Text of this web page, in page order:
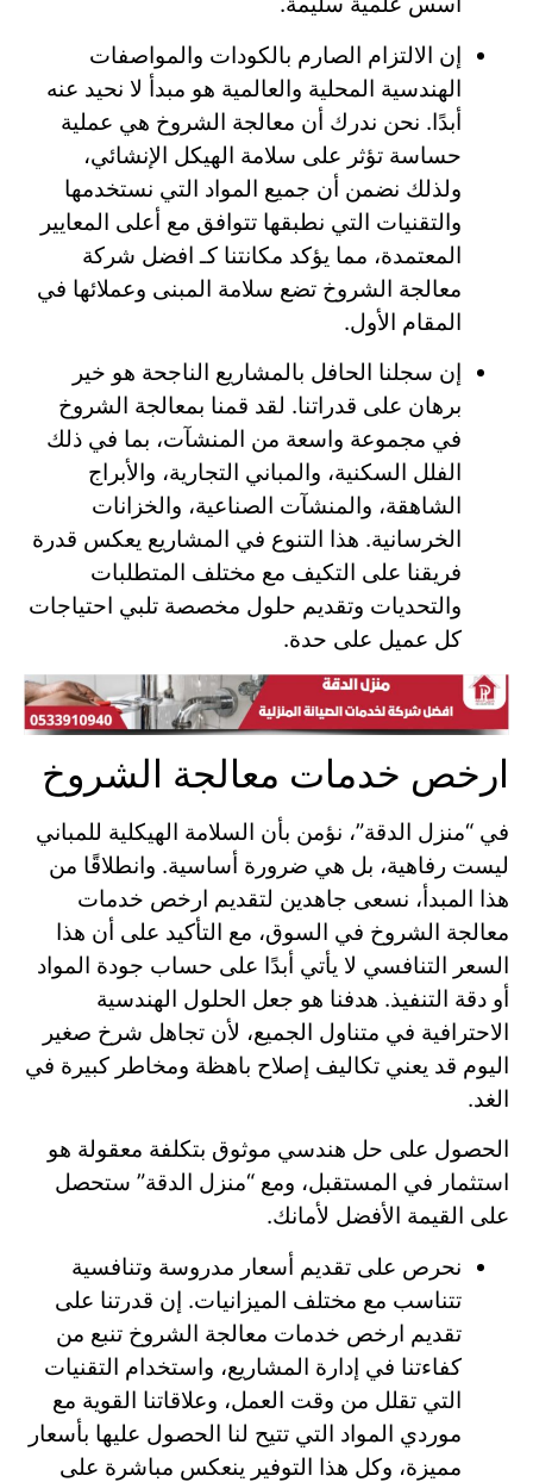
إن الالتزام الصارم بالكودات والمواصفات
الهندسية المحلية والعالمية هو مبدأ لا نحيد عنه
أبدًا. نحن ندرك أن معالجة الشروخ هي عملية
حساسة تؤثر على سلامة الهيكل الإنشائي،
ولذلك نضمن أن جميع المواد التي نستخدمها
والتقنيات التي نطبقها تتوافق مع أعلى المعايير
المعتمدة، مما يؤكد مكانتنا كـ افضل شركة
معالجة الشروخ تضع سلامة المبنى وعملائها في
المقام الأول.
إن سجلنا الحافل بالمشاريع الناجحة هو خير
برهان على قدراتنا. لقد قمنا بمعالجة الشروخ
في مجموعة واسعة من المنشآت، بما في ذلك
الفلل السكنية، والمباني التجارية، والأبراج
الشاهقة، والمنشآت الصناعية، والخزانات
الخرسانية. هذا التنوع في المشاريع يعكس قدرة
فريقنا على التكيف مع مختلف المتطلبات
والتحديات وتقديم حلول مخصصة تلبي احتياجات
كل عميل على حدة.
ارخص خدمات معالجة الشروخ
في “منزل الدقة”، نؤمن بأن السلامة الهيكلية للمباني
ليست رفاهية، بل هي ضرورة أساسية. وانطلاقًا من
هذا المبدأ، نسعى جاهدين لتقديم ارخص خدمات
معالجة الشروخ في السوق، مع التأكيد على أن هذا
السعر التنافسي لا يأتي أبدًا على حساب جودة المواد
أو دقة التنفيذ. هدفنا هو جعل الحلول الهندسية
الاحترافية في متناول الجميع، لأن تجاهل شرخ صغير
اليوم قد يعني تكاليف إصلاح باهظة ومخاطر كبيرة في
الغد.
الحصول على حل هندسي موثوق بتكلفة معقولة هو
استثمار في المستقبل، ومع “منزل الدقة” ستحصل
على القيمة الأفضل لأمانك.
نحرص على تقديم أسعار مدروسة وتنافسية
تتناسب مع مختلف الميزانيات. إن قدرتنا على
تقديم ارخص خدمات معالجة الشروخ تنبع من
كفاءتنا في إدارة المشاريع، واستخدام التقنيات
التي تقلل من وقت العمل، وعلاقاتنا القوية مع
موردي المواد التي تتيح لنا الحصول عليها بأسعار
مميزة، وكل هذا التوفير ينعكس مباشرة على